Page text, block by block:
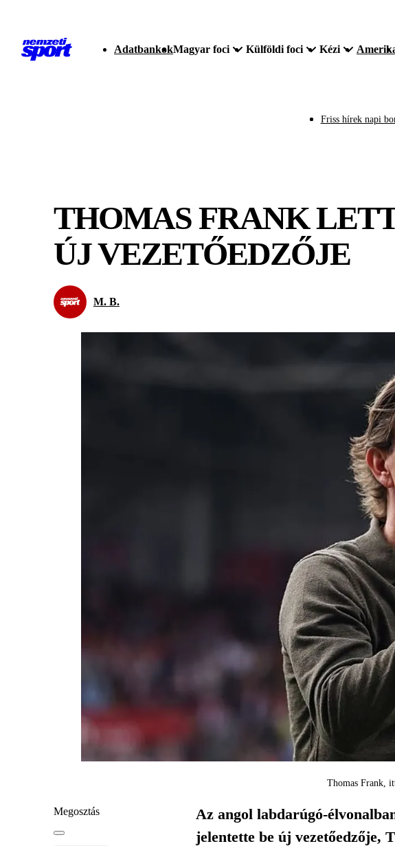
AdatbankokMagyar foci Külföldi foci Kézi
Friss hírek napi
THOMAS FRANK
ÚJ VEZETŐEDZŐJE
M. B.
Thomas Frank,
Megosztás
Az angol labdarúgó-
jelentette be új vezetőedzője,